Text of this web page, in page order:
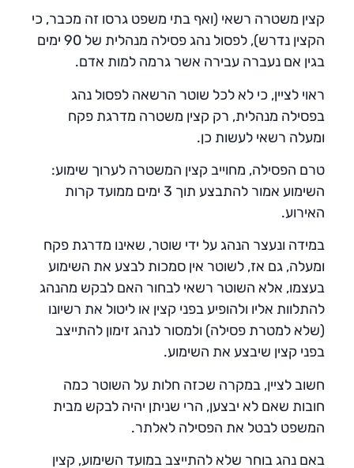
קצין משטרה רשאי (ואף בתי משפט גרסו זה מכבר, כי
הקצין נדרש), לפסול נהג פסילה מנהלית של 90 ימים
בגין אם נעברה עבירה אשר גרמה למות אדם.
ראוי לציין, כי לא לכל שוטר הרשאה לפסול נהג
בפסילה מנהלית, רק קצין משטרה מדרגת פקח
ומעלה רשאי לעשות כן.
טרם הפסילה, מחוייב קצין המשטרה לערוך שימוע:
השימוע אמור להתבצע תוך 3 ימים ממועד קרות
האירוע.
במידה ונעצר הנהג על ידי שוטר, שאינו מדרגת פקח
ומעלה, גם אז, לשוטר אין סמכות לבצע את השימוע
בעצמו, אלא השוטר רשאי לבחור האם לבקש מהנהג
להתלוות אליו ולהופיע בפני קצין או ליטול את רשיונו
(שלא למטרת פסילה) ולמסור לנהג זימון להתייצב
בפני קצין שיבצע את השימוע.
חשוב לציין, במקרה שכזה חלות על השוטר כמה
חובות שאם לא יבצען, הרי שניתן יהיה לבקש מבית
המשפט לבטל את הפסילה לאלתר.
באם נהג בוחר שלא להתייצב במועד השימוע, קצין